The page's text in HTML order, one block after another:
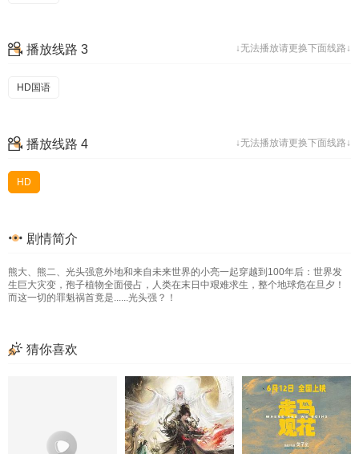
↓无法播放请更换下面线路↓
播放线路 3
HD国语
↓无法播放请更换下面线路↓
播放线路 4
HD
剧情简介
熊大、熊二、光头强意外地和来自未来世界的小亮一起穿越到100年后：世界发
生巨大灾变，孢子植物全面侵占，人类在末日中艰难求生，整个地球危在旦夕！
而这一切的罪魁祸首竟是......光头强？！
猜你喜欢